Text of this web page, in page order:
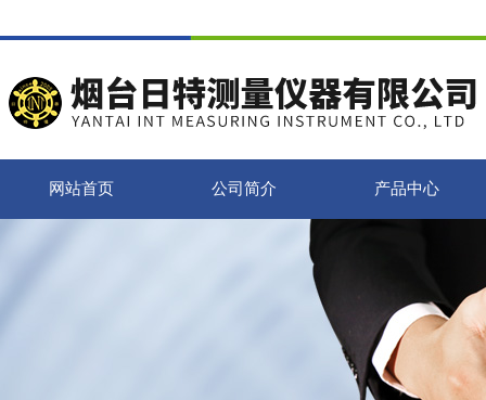
网站首页 公司简介 产品中心